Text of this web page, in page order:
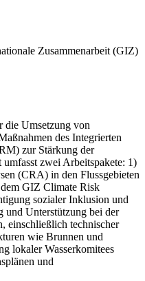
Zusammenarbeit (GIZ)
die Umsetzung von
des Integrierten
zur Stärkung der
zwei Arbeitspakete: 1)
(CRA) in den Flussgebieten
GIZ Climate Risk
sozialer Inklusion und
und Unterstützung bei der
einschließlich technischer
wie Brunnen und
lokaler Wasserkomitees
und